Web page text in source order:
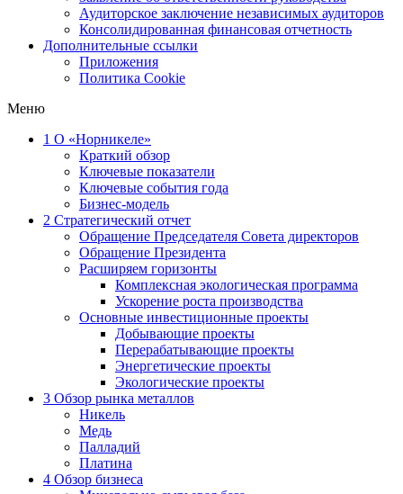
Аудиторское заключение независимых аудиторов
Консолидированная финансовая отчетность
Дополнительные ссылки
Приложения
Политика Cookie
Меню
1 О «Норникеле»
Краткий обзор
Ключевые показатели
Ключевые события года
Бизнес-модель
2 Стратегический отчет
Обращение Председателя Совета директоров
Обращение Президента
Расширяем горизонты
Комплексная экологическая программа
Ускорение роста производства
Основные инвестиционные проекты
Добывающие проекты
Перерабатывающие проекты
Энергетические проекты
Экологические проекты
3 Обзор рынка металлов
Никель
Медь
Палладий
Платина
4 Обзор бизнеса